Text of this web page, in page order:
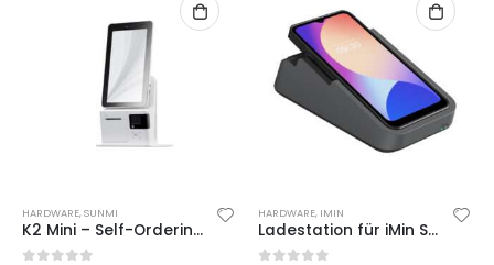
HARDWARE,SUNMI
K2 Mini – Self-Ordering-Kiosksystem mit 15.6″-Multi Touch-Display
HARDWARE, IMIN
Ladestation für iMin Swift 1 Pro